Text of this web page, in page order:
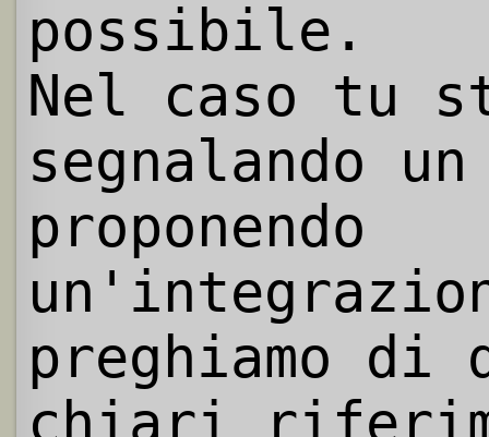
possibile.
Nel caso tu
segnalando
proponendo
preghiamo
chiari